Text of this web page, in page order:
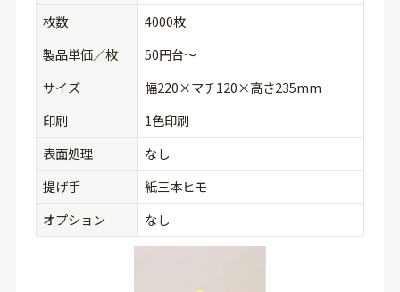
枚数
4000枚
製品単価／枚
50円台〜
サイズ
幅220×マチ120×高さ235mm
印刷
1色印刷
表面処理
なし
提げ手
紙三本ヒモ
オプション
なし